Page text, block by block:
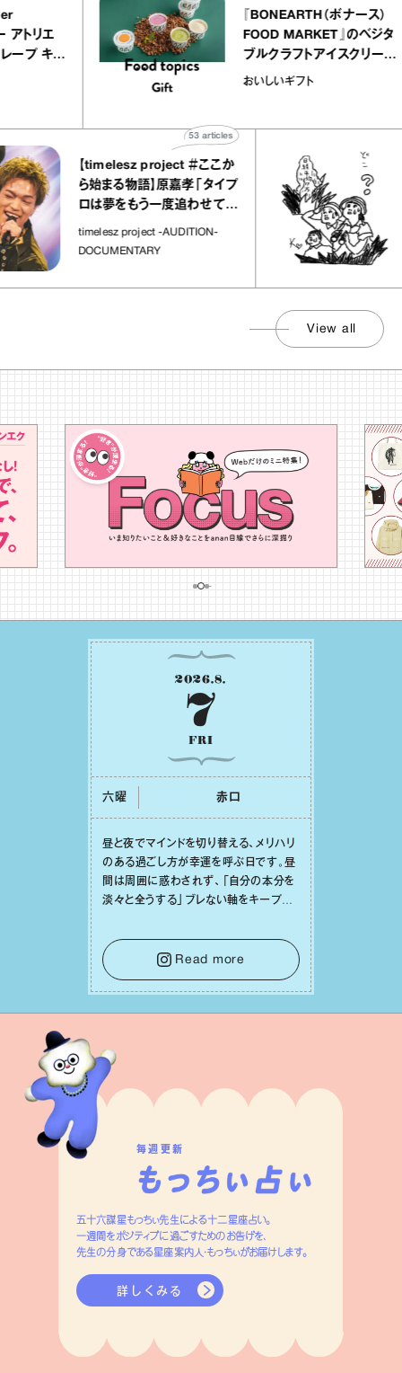
atelier
アリー アトリエ
ミルクレープ キャ
『BONEARTH（ボナー
FOOD MARKET』の
ブルクラフトアイスク
｜真野知子の「おい
おいしいギフト
【timelesz project ＃ここか
ら始まる物語】原嘉孝「タイプ
ロは夢をもう一度追わせてく
timelesz project -AUDITION-
DOCUMENTARY
articles
View all
2026.8.
7
FRI
六曜 ⾚⼝
昼と夜でマインドを切り替える、メリハリ
のある過ごし⽅が幸運を呼ぶ⽇です。昼
間は周囲に惑わされず、「⾃分の本分を
淡々と全うする」ブレない軸をキープし
⾔葉に流されないよう、⼼にしっかりブ
レーキをかけること。この意識の切り替
えが、あなたに確かな安⼼感をもたらす
はずです。
Read more
毎週更新
五十六謀星もっちぃ先生による十二星座占い。
一週間をポジティブに過ごすためのお告げを、
先生の分身である星座案内人・もっちぃがお届けします。
詳しくみる